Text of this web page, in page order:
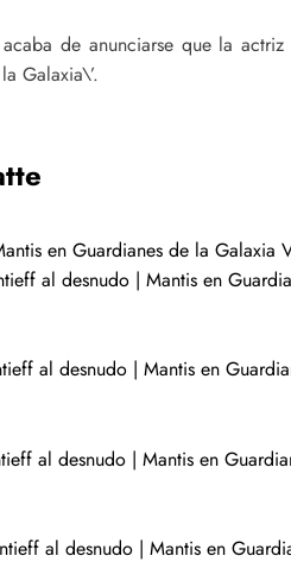
de anunciarse que la actriz
Galaxia\’.